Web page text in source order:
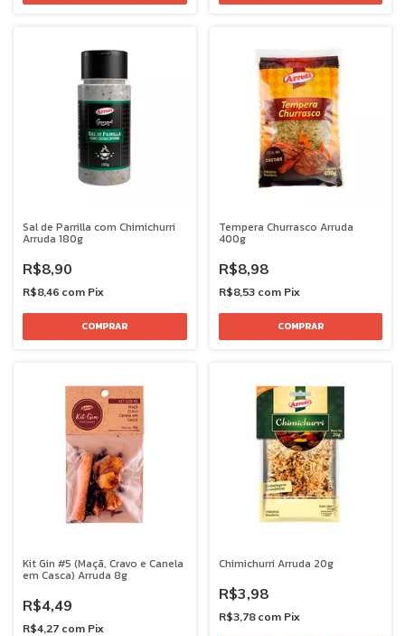
Sal de Parrilla com Chimichurri
Arruda 180g
R$8,90
R$8,46 com Pix
Tempera Churrasco Arruda
400g
R$8,98
R$8,53 com Pix
Kit Gin #5 (Maçã, Cravo e Canela
em Casca) Arruda 8g
R$4,49
R$4,27 com Pix
Chimichurri Arruda 20g
R$3,98
R$3,78 com Pix